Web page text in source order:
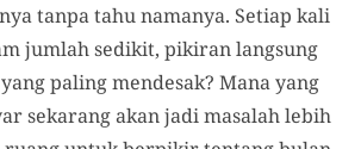
tanpa tahu namanya. Setiap kali
jumlah sedikit, pikiran langsung
paling mendesak? Mana yang
sekarang akan jadi masalah lebih